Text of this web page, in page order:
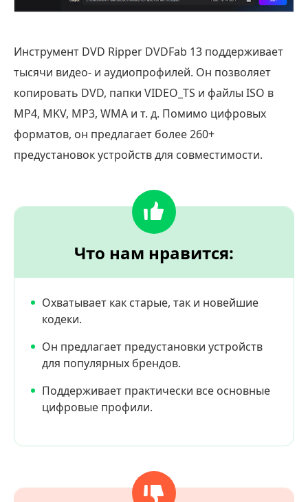
Инструмент DVD Ripper DVDFab 13 поддерживает
тысячи видео- и аудиопрофилей. Он позволяет
копировать DVD, папки VIDEO_TS и файлы ISO в
MP4, MKV, MP3, WMA и т. д. Помимо цифровых
форматов, он предлагает более 260+
предустановок устройств для совместимости.
Что нам нравится:
Охватывает как старые, так и новейшие
кодеки.
Он предлагает предустановки устройств
для популярных брендов.
Поддерживает практически все основные
цифровые профили.